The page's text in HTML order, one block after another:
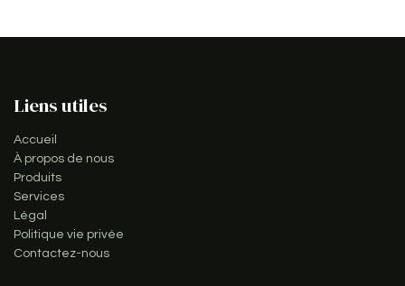
Liens utiles
Accueil
À propos de nous
Produits
Services
Légal
Politique vie privée
Contactez-nous